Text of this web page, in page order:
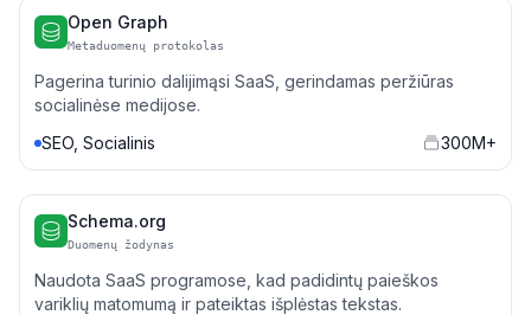
Open Graph
Metaduomenų protokolas
Pagerina turinio dalijimąsi SaaS, gerindamas peržiūras
socialinėse medijose.
SEO, Socialinis
300M+
Schema.org
Duomenų žodynas
Naudota SaaS programose, kad padidintų paieškos
variklių matomumą ir pateiktas išplėstas tekstas.